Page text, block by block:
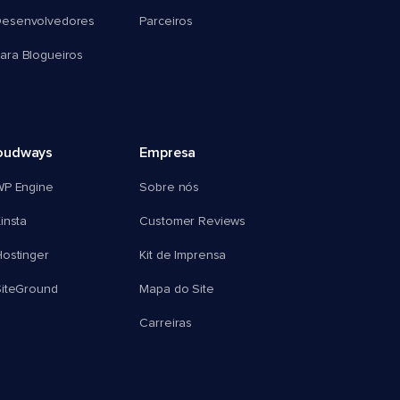
Blogueiros
Parceiros
Engine
Empresa
Sobre nós
Customer Reviews
Kit de Imprensa
Mapa do Site
Carreiras